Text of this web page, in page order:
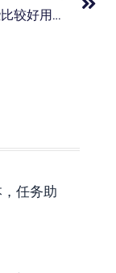
盘点有哪些比较好用的GTA5插件补丁
任务助